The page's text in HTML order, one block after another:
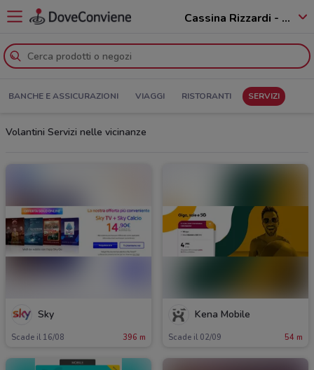
Cassina Rizzardi - 22070
BANCHE E ASSICURAZIONI VIAGGI RISTORANTI SERVIZI
Volantini Servizi nelle vicinanze
Sky
Scade il 16/08 396 m
Kena Mobile
Scade il 02/09 54 m